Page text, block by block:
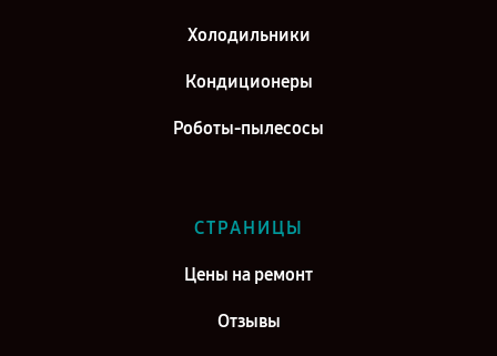
Холодильники
Кондиционеры
Роботы-пылесосы
СТРАНИЦЫ
Цены на ремонт
Отзывы